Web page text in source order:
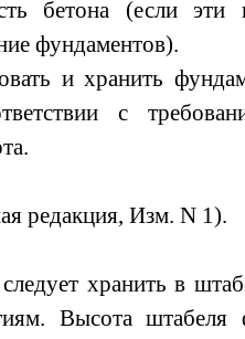
бетона (если эти
фундаментов).
и хранить
с
редакция, Изм. N 1).
хранить в
Высота штабеля